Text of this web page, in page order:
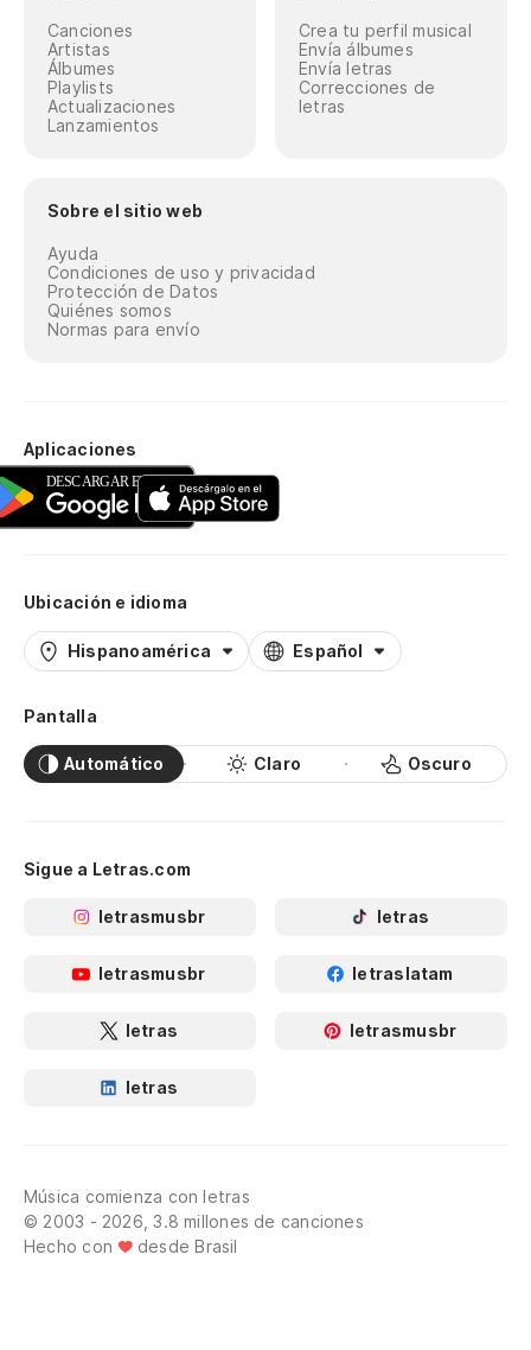
Canciones
Artistas
Álbumes
Playlists
Actualizaciones
Lanzamientos
Crea tu perfil musical
Envía álbumes
Envía letras
Correcciones de
letras
Sobre el sitio web
Ayuda
Condiciones de uso y privacidad
Protección de Datos
Quiénes somos
Normas para envío
Aplicaciones
Ubicación e idioma
Hispanoamérica Español
Pantalla
Automático Claro Oscuro
Sigue a Letras.com
letrasmusbr letras
letrasmusbr letraslatam
letras letrasmusbr
letras
Música comienza con letras
© 2003 - 2026, 3.8 millones de canciones
Hecho con
desde Brasil